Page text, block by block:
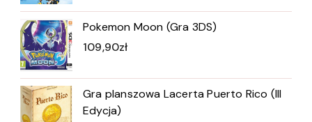
Pokemon Moon (Gra 3DS)
109,90zł
Gra planszowa Lacerta Puerto Rico (III
Edycja)